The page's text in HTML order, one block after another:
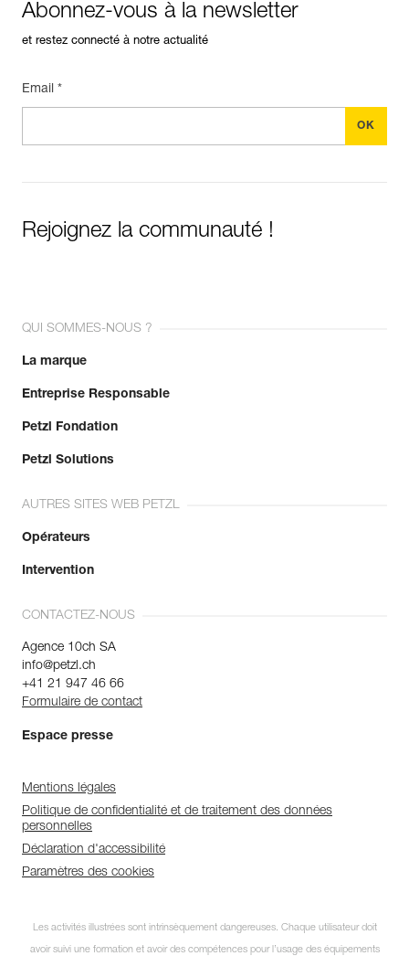
Abonnez-vous à la newsletter
et restez connecté à notre actualité
Email *
Rejoignez la communauté !
QUI SOMMES-NOUS ?
La marque
Entreprise Responsable
Petzl Fondation
Petzl Solutions
AUTRES SITES WEB PETZL
Opérateurs
Intervention
CONTACTEZ-NOUS
Agence 10ch SA
info@petzl.ch
+41 21 947 46 66
Formulaire de contact
Espace presse
Mentions légales
Politique de confidentialité et de traitement des données
personnelles
Déclaration d'accessibilité
Paramètres des cookies
Les activités illustrées sont intrinsèquement dangereuses. Chaque utilisateur doit
avoir suivi une formation et avoir des compétences pour l’usage des équipements